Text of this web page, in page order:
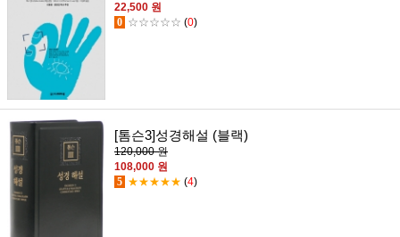
22,500 원
0 ☆☆☆☆☆ (0)
[톰슨3]성경해설 (블랙)
120,000 원
108,000 원
5 ★★★★★ (4)